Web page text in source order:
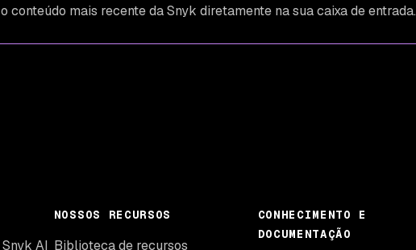
conteúdo mais recente da Snyk diretamente na sua caixa de entrada.
AI
NOSSOS RECURSOS
Biblioteca de recursos
CONHECIMENTO E
DOCUMENTAÇÃO